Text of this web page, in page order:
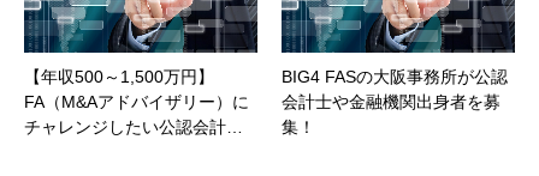
【年収500～1,500万円】
FA（M&Aアドバイザリー）に
チャレンジしたい公認会計…
BIG4 FASの大阪事務所が公認
会計士や金融機関出身者を募
集！